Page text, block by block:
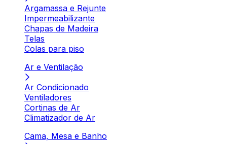
Argamassa e Rejunte
Impermeabilizante
Chapas de Madeira
Telas
Colas para piso
Ar e Ventilação
Ar Condicionado
Ventiladores
Cortinas de Ar
Climatizador de Ar
Cama, Mesa e Banho